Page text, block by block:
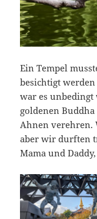
Ein Tempel
besichtigt
war es
goldenen
Ahnen verehren.
aber wir durften
Mama und